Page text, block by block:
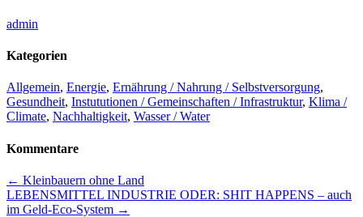
admin
Kategorien
Allgemein, Energie, Ernährung / Nahrung / Selbstversorgung,
Gesundheit, Instututionen / Gemeinschaften / Infrastruktur, Klima /
Climate, Nachhaltigkeit, Wasser / Water
Kommentare
Beitrags-
Navigation
← Kleinbauern ohne Land
LEBENSMITTEL INDUSTRIE ODER: SHIT HAPPENS – auch
im Geld-Eco-System →